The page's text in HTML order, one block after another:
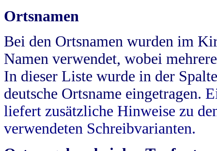
Ortsnamen
Bei den Ortsnamen wurden im
Namen verwendet, wobei
In dieser Liste wurde in der
deutsche Ortsname eingetragen.
liefert zusätzliche Hinweise zu
verwendeten Schreibvarianten.